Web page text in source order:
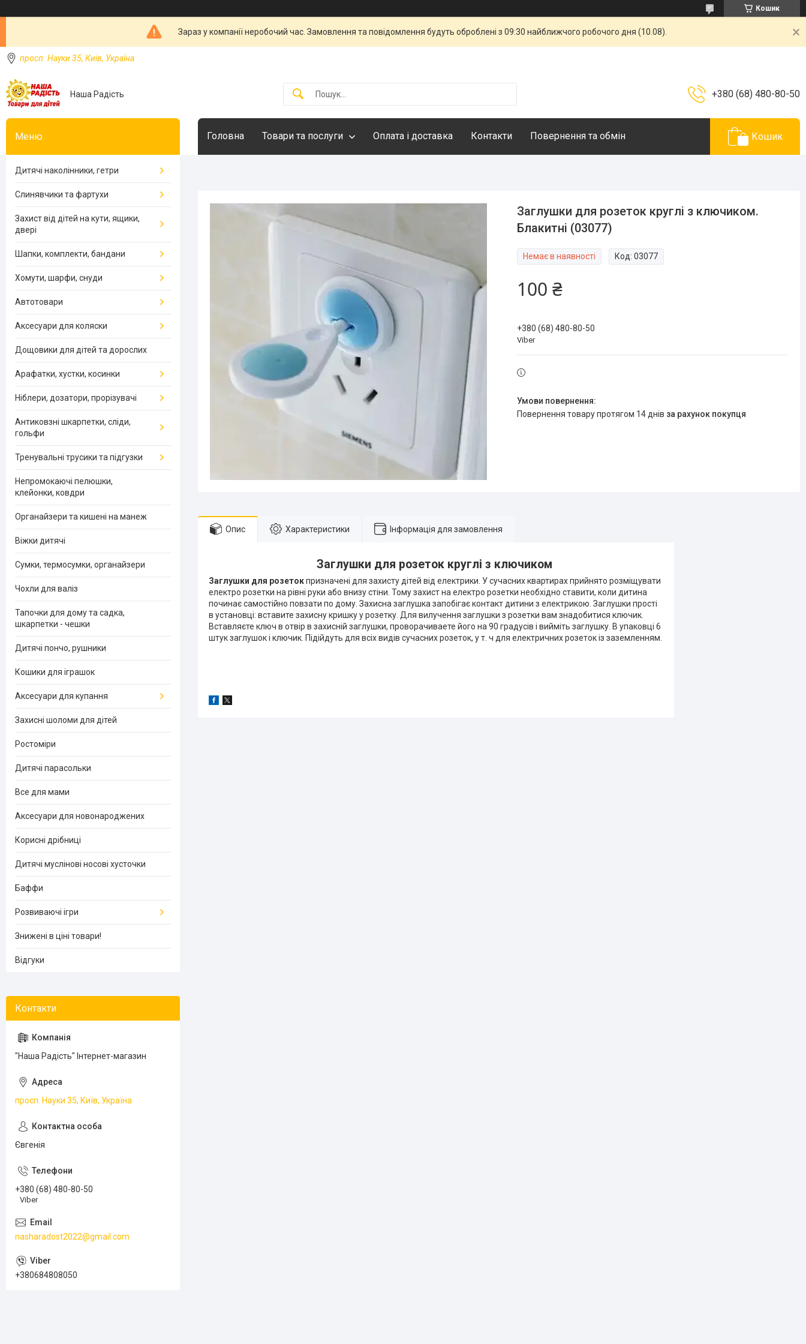
Кошик
Зараз у компанії неробочий час. Замовлення та повідомлення будуть оброблені з 09:30 найближчого робочого дня (10.08).
просп. Науки 35, Київ, Україна
Наша Радість +380 (68) 480-80-50
Головна Товари та послуги Оплата і доставка Контакти Повернення та обмін Кошик
Заглушки для розеток круглі з ключиком.
Блакитні (03077)
Немає в наявності Код:03077
100 ₴
+380 (68) 480-80-50
Viber
повернення товару протягом 14 днів за рахунок покупця
Опис Характеристики Інформація для замовлення
Заглушки для розеток круглі з ключиком
Заглушки для розетокпризначені для захисту дітей від електрики. У сучасних квартирах прийнято розміщувати
електро розетки на рівні руки або внизу стіни. Томузахист на електро розетки необхідно ставити, коли дитина
починає самостійно повзати по дому. Захисна заглушка запобігає контакт дитини з електрикою. Заглушки прості
в установці: вставите захисну кришку у розетку. Для вилучення заглушки з розетки вам знадобитися ключик.
Вставляєте ключ в отвір в захисній заглушки, проворачиваете його на 90 градусів і вийміть заглушку. В упаковці 6
штук заглушок і ключик. Підійдуть для всіх видів сучасних розеток, у т. ч для електричних розеток із заземленням.
Дитячі наколінники, гетри
Слинявчики та фартухи
Захист від дітей на кути, ящики,
двері
Шапки, комплекти, бандани
Хомути, шарфи, снуди
Автотовари
Аксесуари для коляски
Дощовики для дітей та дорослих
Арафатки, хустки, косинки
Ніблери, дозатори, прорізувачі
Антиковзні шкарпетки, сліди,
гольфи
Тренувальні трусики та підгузки
Непромокаючі пелюшки,
клейонки, ковдри
Органайзери та кишені на манеж
Віжки дитячі
Сумки, термосумки, органайзери
Чохли для валіз
Тапочки для дому та садка,
шкарпетки - чешки
Дитячі пончо, рушники
Кошики для іграшок
Аксесуари для купання
Захисні шоломи для дітей
Ростоміри
Дитячі парасольки
Все для мами
Аксесуари для новонароджених
Корисні дрібниці
Дитячі муслінові носові хусточки
Баффи
Розвиваючі ігри
Знижені в ціні товари!
Відгуки
"Наша Радість" Інтернет-магазин
просп. Науки 35, Київ, Україна
Євгенія
+380 (68) 480-80-50
Viber
nasharadost2022@gmail.com
+380684808050